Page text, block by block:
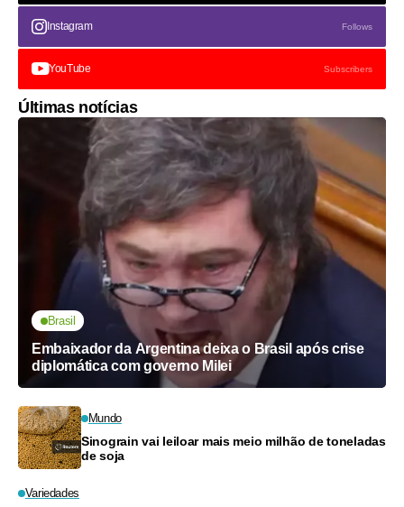
Instagram Follows
YouTube Subscribers
Últimas notícias
Brasil
Embaixador da Argentina deixa o Brasil após crise
diplomática com governo Milei
Mundo
Sinograin vai leiloar mais meio milhão de toneladas
de soja
Variedades